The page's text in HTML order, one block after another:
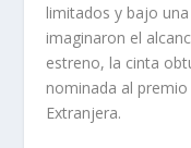
limitados y bajo
imaginaron el
estreno, la cinta
nominada al
Extranjera.